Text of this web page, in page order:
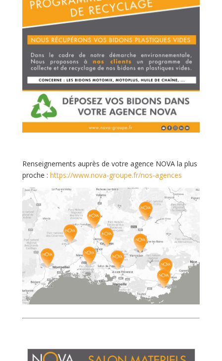
Renseignements auprès de votre agence NOVA la plus
proche : https://www.nova-groupe.fr/nos-agences